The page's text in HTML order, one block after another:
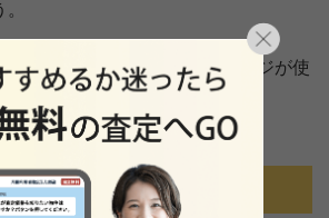
ンションは、リバースモーゲージが使
です。
区分所有